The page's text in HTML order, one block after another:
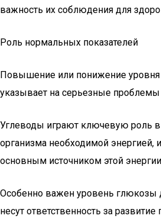
важность их соблюдения для
Роль нормальных показателей
Повышение или понижение
указывает на серьезные проблемы
Углеводы играют ключевую роль в
организма необходимой энергией,
основным источником этой
Особенно важен уровень
несут ответственность за развитие